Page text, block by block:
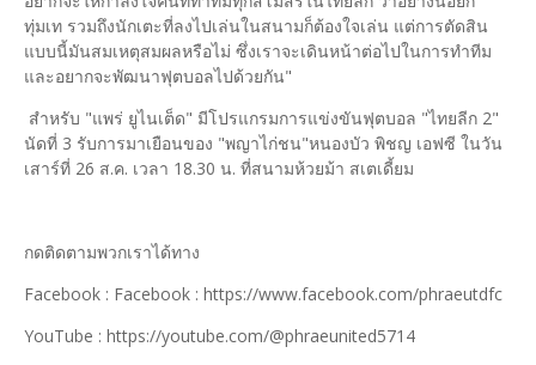
ทุ่มเท รวมถึงนักเตะที่ลงไปเล่นในสนามก็ต้องใจเล่น แต่การตัดสิน
แบบนี้มันสมเหตุสมผลหรือไม่ ซึ่งเราจะเดินหน้าต่อไปในการทำทีม
และอยากจะพัฒนาฟุตบอลไปด้วยกัน"
สำหรับ "แพร่ ยูไนเต็ด" มีโปรแกรมการแข่งขันฟุตบอล "ไทยลีก 2"
นัดที่ 3 รับการมาเยือนของ "พญาไก่ชน"หนองบัว พิชญ เอฟซี ในวัน
เสาร์ที่ 26 ส.ค. เวลา 18.30 น. ที่สนามห้วยม้า สเตเดี้ยม
กดติดตามพวกเราได้ทาง
Facebook : Facebook : https://www.facebook.com/phraeutdfc
YouTube : https://youtube.com/@phraeunited5714